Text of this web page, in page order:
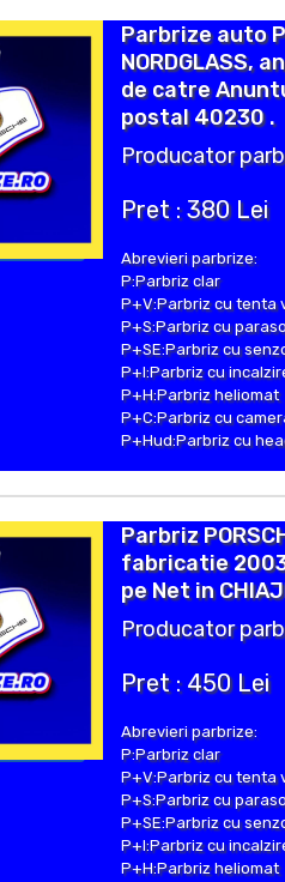
Parbrize auto
NORDGLASS,
de catre
postal 40230 .
Producator
Pret : 380 Lei
Abrevieri parbrize:
P:Parbriz clar
P+V:Parbriz cu tenta
P+S:Parbriz cu
P+SE:Parbriz cu
P+I:Parbriz cu
P+H:Parbriz heliomat
P+C:Parbriz cu
P+Hud:Parbriz cu
Parbriz
fabricatie
pe Net in
Producator
Pret : 450 Lei
Abrevieri parbrize:
P:Parbriz clar
P+V:Parbriz cu tenta
P+S:Parbriz cu
P+SE:Parbriz cu
P+I:Parbriz cu
P+H:Parbriz heliomat